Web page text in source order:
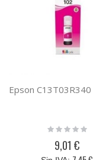
Rating:
9,01 €